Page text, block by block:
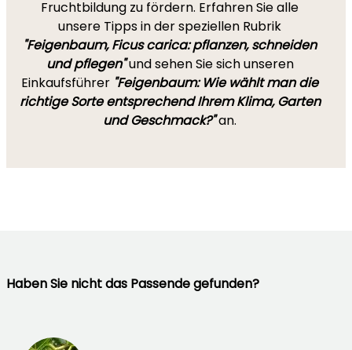
Fruchtbildung zu fördern. Erfahren Sie alle
unsere Tipps in der speziellen Rubrik
"Feigenbaum, Ficus carica: pflanzen, schneiden
und pflegen"und sehen Sie sich unseren
Einkaufsführer "Feigenbaum: Wie wählt man die
richtige Sorte entsprechend Ihrem Klima, Garten
und Geschmack?"an.
Haben Sie nicht das Passende gefunden?